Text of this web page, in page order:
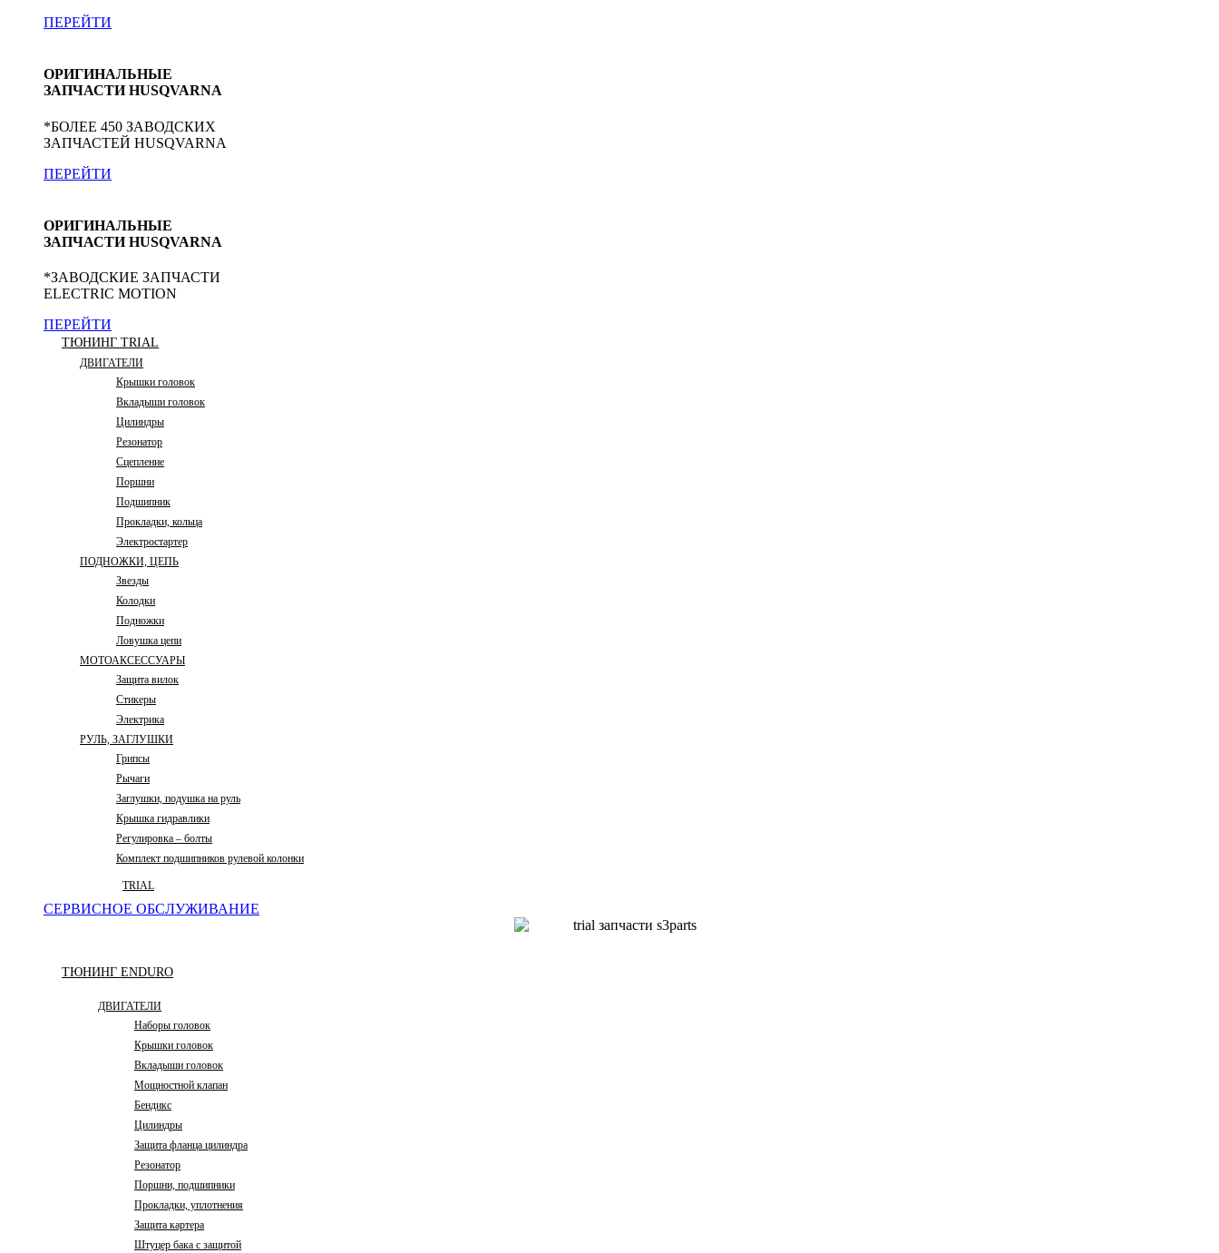
ПЕРЕЙТИ
ОРИГИНАЛЬНЫЕ
ЗАПЧАСТИ HUSQVARNA
*БОЛЕЕ 450 ЗАВОДСКИХ
ЗАПЧАСТЕЙ HUSQVARNA
ПЕРЕЙТИ
ОРИГИНАЛЬНЫЕ
ЗАПЧАСТИ HUSQVARNA
*ЗАВОДСКИЕ ЗАПЧАСТИ
ELECTRIC MOTION
ПЕРЕЙТИ
ТЮНИНГ TRIAL
ДВИГАТЕЛИ
Крышки головок
Вкладыши головок
Цилиндры
Резонатор
Сцепление
Поршни
Подшипник
Прокладки, кольца
Электростартер
ПОДНОЖКИ, ЦЕПЬ
Звезды
Колодки
Подножки
Ловушка цепи
МОТОАКСЕССУАРЫ
Защита вилок
Стикеры
Электрика
РУЛЬ, ЗАГЛУШКИ
Грипсы
Рычаги
Заглушки, подушка на руль
Крышка гидравлики
Регулировка – болты
Комплект подшипников рулевой колонки
TRIAL
СЕРВИСНОЕ ОБСЛУЖИВАНИЕ
ТЮНИНГ ENDURO
ДВИГАТЕЛИ
Наборы головок
Крышки головок
Вкладыши головок
Мощностной клапан
Бендикс
Цилиндры
Защита фланца цилиндра
Резонатор
Поршни, подшипники
Прокладки, уплотнения
Защита картера
Штуцер бака с защитой